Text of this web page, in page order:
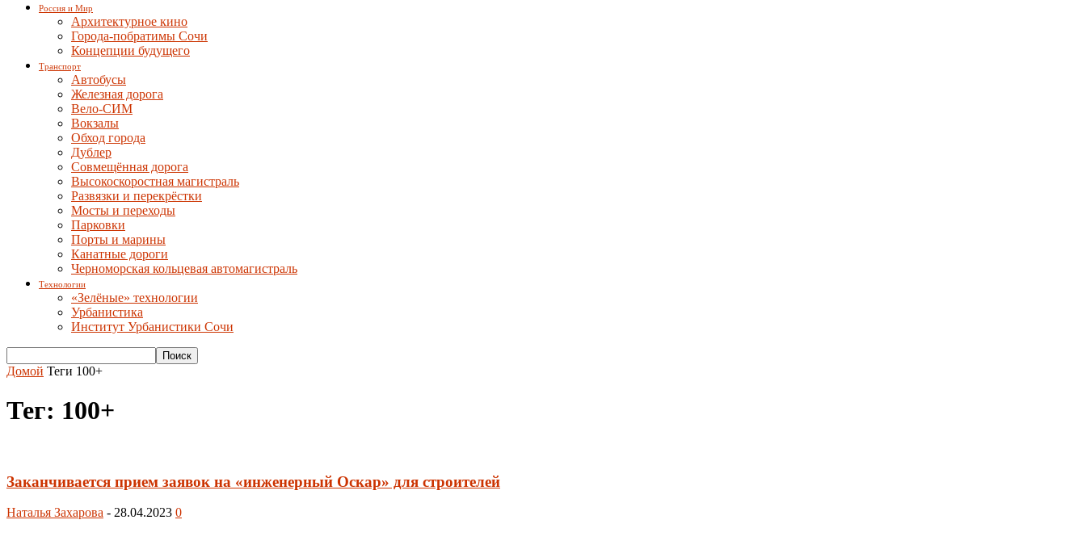
Россия и Мир
Архитектурное кино
Города-побратимы Сочи
Концепции будущего
Транспорт
Автобусы
Железная дорога
Вело-СИМ
Вокзалы
Обход города
Дублер
Совмещённая дорога
Высокоскоростная магистраль
Развязки и перекрёстки
Мосты и переходы
Парковки
Порты и марины
Канатные дороги
Черноморская кольцевая автомагистраль
Технологии
«Зелёные» технологии
Урбанистика
Институт Урбанистики Сочи
Домой Теги 100+
Тег: 100+
Заканчивается прием заявок на «инженерный Оскар» для строителей
Наталья Захарова - 28.04.2023 0